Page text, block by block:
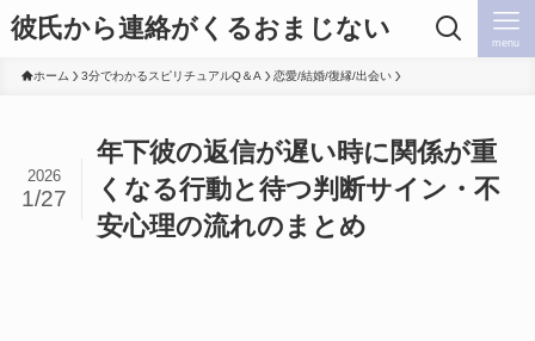
彼氏から連絡がくるおまじない menu
ホーム 3分でわかるスピリチュアルQ＆A 恋愛/結婚/復縁/出会い
年下彼の返信が遅い時に関係が重
くなる行動と待つ判断サイン・不
安心理の流れのまとめ
2026
1/27